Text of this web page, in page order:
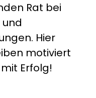
Rat bei
Hier
motiviert
Erfolg!